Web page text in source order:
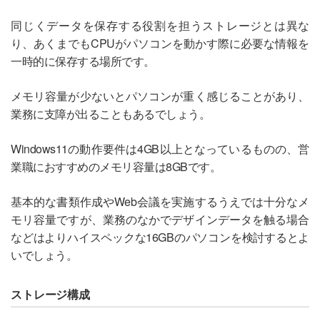
同じくデータを保存する役割を担うストレージとは異な
り、あくまでもCPUがパソコンを動かす際に必要な情報を
一時的に保存する場所です。
メモリ容量が少ないとパソコンが重く感じることがあり、
業務に支障が出ることもあるでしょう。
Windows11の動作要件は4GB以上となっているものの、営
業職におすすめのメモリ容量は8GBです。
基本的な書類作成やWeb会議を実施するうえでは十分なメ
モリ容量ですが、業務のなかでデザインデータを触る場合
などはよりハイスペックな16GBのパソコンを検討するとよ
いでしょう。
ストレージ構成